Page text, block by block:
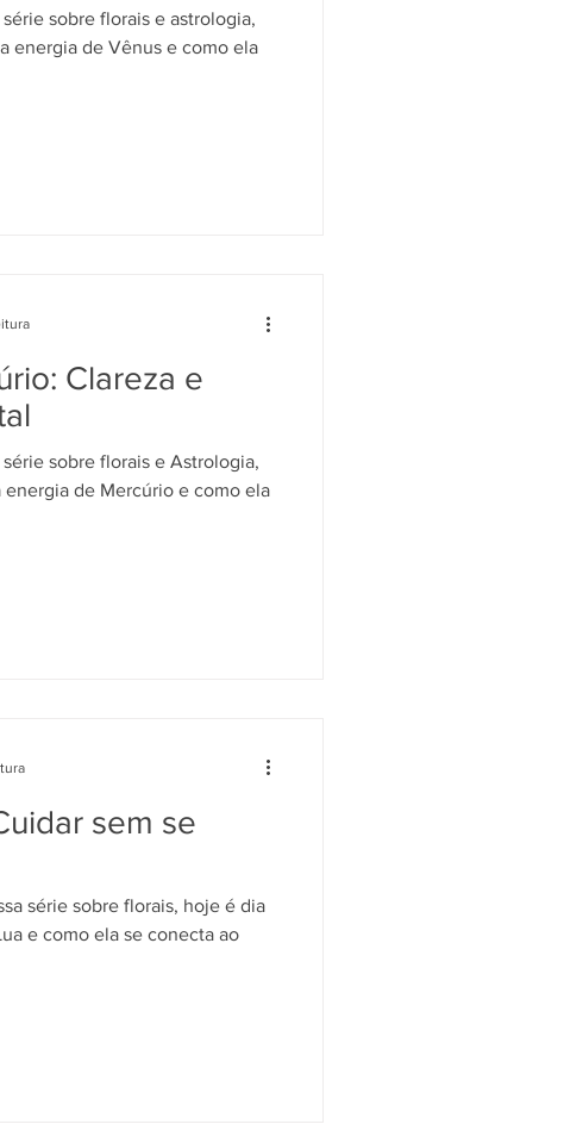
sobre florais e astrologia,
de Vênus e como ela
Clareza e
sobre florais e Astrologia,
energia de Mercúrio e como ela
sem se
série sobre florais, hoje é dia
e como ela se conecta ao